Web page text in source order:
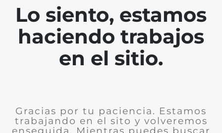
Lo siento, estamos
haciendo trabajos
en el sitio.
Gracias por tu paciencia. Estamos
trabajando en el sito y volveremos